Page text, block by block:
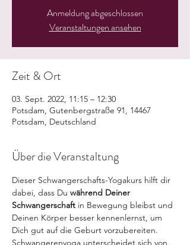
Anmeldung abgeschlossen
Veranstaltungen ansehen
Zeit & Ort
03. Sept. 2022, 11:15 – 12:30
Potsdam, Gutenbergstraße 91, 14467
Potsdam, Deutschland
Über die Veranstaltung
Dieser Schwangerschafts-Yogakurs hilft dir
dabei, dass Du während Deiner
Schwangerschaft in Bewegung bleibst und
Deinen Körper besser kennenlernst, um
Dich gut auf die Geburt vorzubereiten.
Schwangerenyoga unterscheidet sich von